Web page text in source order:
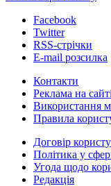
Facebook
Twitter
RSS-стрічки
E-mail розсилка
Контакти
Реклама на сайті
Використання
Правила
Договір
Політика у
Угода щодо
Редакція